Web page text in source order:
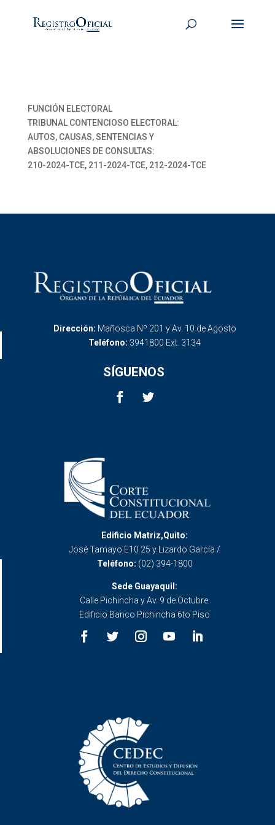
FUNCIÓN ELECTORAL
TRIBUNAL CONTENCIOSO ELECTORAL:
AUTOS, CAUSAS, SENTENCIAS Y
ABSOLUCIONES DE CONSULTAS:
210-2024-TCE, 211-2024-TCE, 212-2024-TCE
Dirección: Mañosca Nº 201 y Av. 10 de Agosto
Teléfono: 3941800 Ext. 3134
SÍGUENOS
Edificio Matriz,Quito:
José Tamayo E10 25 y Lizardo García /
Teléfono: (02) 394-1800
Sede Guayaquil:
Calle Pichincha y Av. 9 de Octubre.
Edificio Banco Pichincha 6to Piso